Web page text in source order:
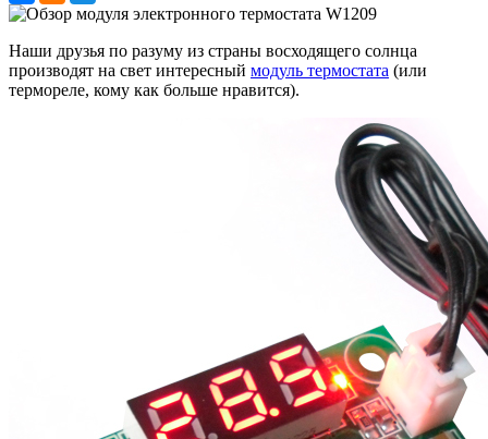
Наши друзья по разуму из страны восходящего солнца
производят на свет интересный модуль термостата (или
термореле, кому как больше нравится).